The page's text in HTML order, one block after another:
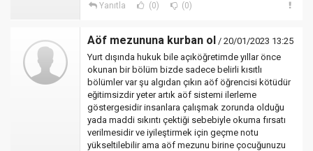
Yanıtla (0) (0)
Aöf mezununa kurban ol / 20/01/2023 13:25
Yurt dışında hukuk bile açıköğretimde yıllar önce
okunan bir bölüm bizde sadece belirli kısıtlı
bölümler var şu algıdan çıkın aöf öğrencisi kötüdür
eğitimsizdir yeter artık aöf sistemi ilerleme
göstergesidir insanlara çalışmak zorunda olduğu
yada maddi sıkıntı çektiği sebebiyle okuma fırsatı
verilmesidir ve iyileştirmek için geçme notu
yükseltilebilir ama aöf mezunu birine çocuğunuzu